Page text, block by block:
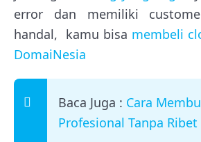
error dan memiliki
handal, kamu bisa membeli
DomaiNesia
Baca Juga : Cara
Profesional Tanpa Ribet